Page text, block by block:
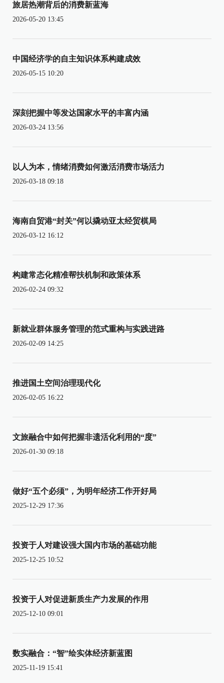
旅居热潮背后的消费新蓝海
2026-05-20 13:45
中国经济学的自主知识体系构建成效
2026-05-15 10:20
深刻把握中等发达国家水平的丰富内涵
2026-03-24 13:56
以人为本，情绪消费如何激活消费市场活力
2026-03-18 09:18
海南自贸港“封关”何以撬动亚太经贸棋局
2026-03-12 16:12
构建常态化精准帮扶机制和政策体系
2026-02-24 09:32
新就业群体服务管理的范式重构与实践进路
2026-02-09 14:25
推进国土空间治理现代化
2026-02-05 16:22
文旅融合中如何把握非遗活化利用的“度”
2026-01-30 09:18
做好“五个必须”，为明年经济工作开好局
2025-12-29 17:36
投资于人对建设强大国内市场的基础功能
2025-12-25 10:52
投资于人对促进新质生产力发展的作用
2025-12-10 09:01
数实融合：“智”绘实体经济新蓝图
2025-11-19 15:41